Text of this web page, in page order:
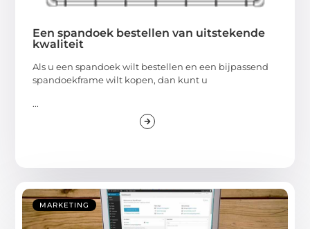
Een spandoek bestellen van uitstekende
kwaliteit
Als u een spandoek wilt bestellen en een bijpassend
spandoekframe wilt kopen, dan kunt u
...
MARKETING